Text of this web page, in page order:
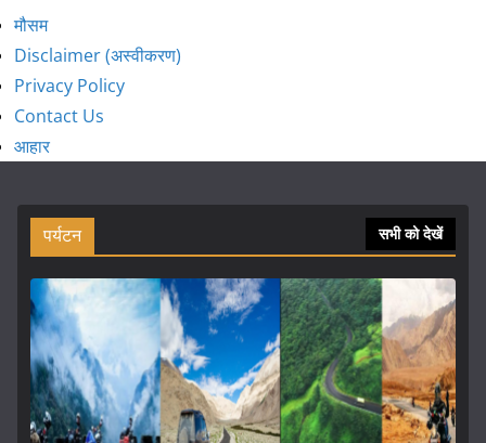
मौसम
Disclaimer (अस्वीकरण)
Privacy Policy
Contact Us
आहार
पर्यटन सभी को देखें